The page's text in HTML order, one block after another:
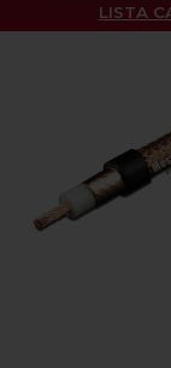
LISTA